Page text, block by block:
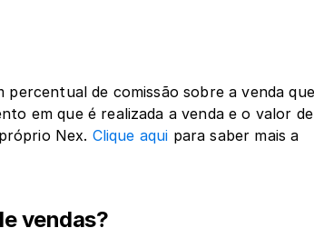
de comissão sobre a venda que
em que é realizada a venda e o valor de
Nex. Clique aqui para saber mais a
vendas?